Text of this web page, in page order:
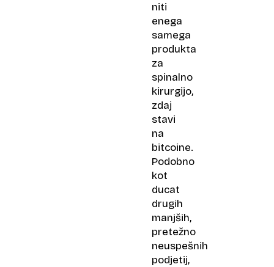
niti
enega
samega
produkta
za
spinalno
kirurgijo,
zdaj
stavi
na
bitcoine.
Podobno
kot
ducat
drugih
manjših,
pretežno
neuspešnih
podjetij,